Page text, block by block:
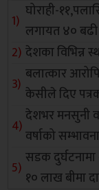
घोराही-
लगायत ४०
देशका विभिन्न
बलात्कार
केसीले दिए
देशभर मनसुनी
वर्षाको सम्भावना
सडक दुर्घटनामा
१० लाख बीमा